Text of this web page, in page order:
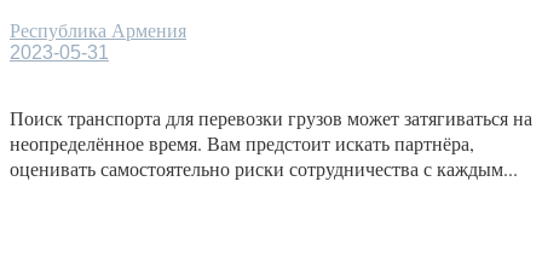
Республика Армения
2023-05-31
Поиск транспорта для перевозки грузов может затягиваться на
неопределённое время. Вам предстоит искать партнёра,
оценивать самостоятельно риски сотрудничества с каждым...